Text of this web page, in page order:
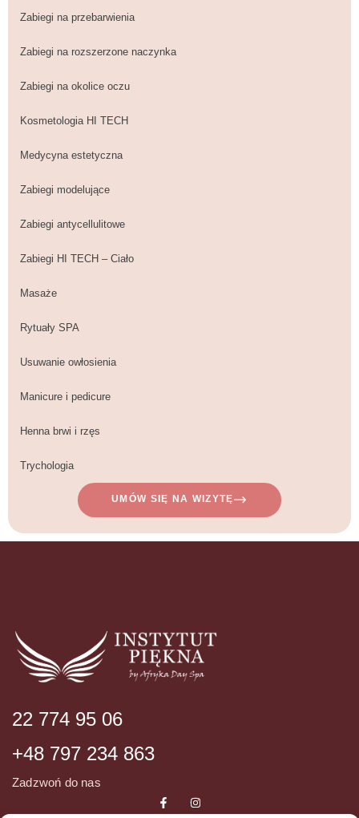
Zabiegi na przebarwienia
Zabiegi na rozszerzone naczynka
Zabiegi na okolice oczu
Kosmetologia HI TECH
Medycyna estetyczna
Zabiegi modelujące
Zabiegi antycellulitowe
Zabiegi HI TECH – Ciało
Masaże
Rytuały SPA
Usuwanie owłosienia
Manicure i pedicure
Henna brwi i rzęs
Trychologia
UMÓW SIĘ NA WIZYTĘ
22 774 95 06
+48 797 234 863
Zadzwoń do nas